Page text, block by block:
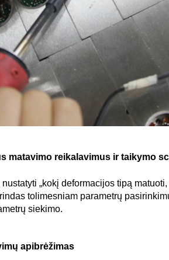
matavimo reikalavimus ir taikymo
„kokį deformacijos tipą
tolimesniam parametrų
siekimo.
apibrėžimas